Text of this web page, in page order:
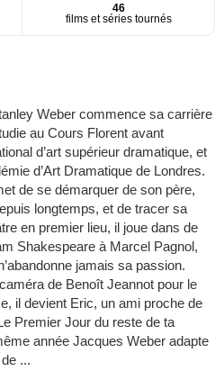
46
films et séries tournés
Weber commence sa carrière
au Cours Florent avant
d’art supérieur dramatique, et
d’Art Dramatique de Londres.
de se démarquer de son père,
longtemps, et de tracer sa
en premier lieu, il joue dans de
Shakespeare à Marcel Pagnol,
jamais sa passion.
de Benoît Jeannot pour le
il devient Eric, un ami proche de
Premier Jour du reste de ta
année Jacques Weber adapte
...